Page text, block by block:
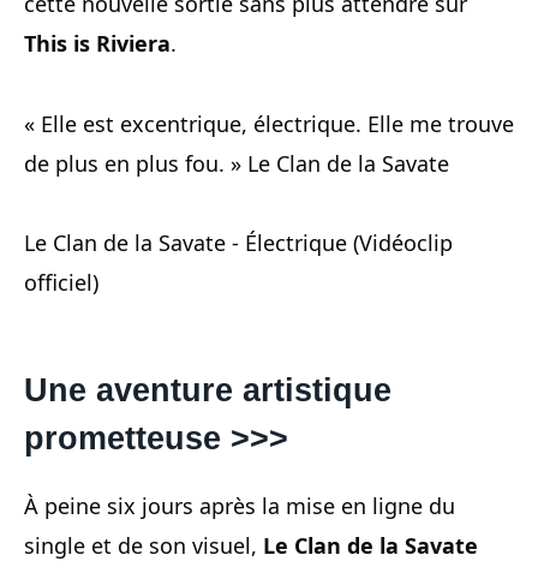
This is Riviera.
« Elle est excentrique, électrique. Elle me trouve
de plus en plus fou. » Le Clan de la Savate
Le Clan de la Savate - Électrique (Vidéoclip
officiel)
Une aventure artistique
prometteuse >>>
À peine six jours après la mise en ligne du
single et de son visuel, Le Clan de la Savate